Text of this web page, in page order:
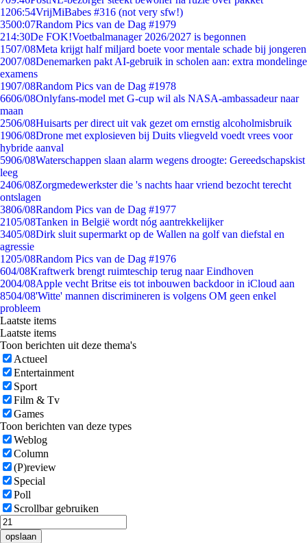
1206:54VrijMiBabes #316 (not very sfw!)
3500:07Random Pics van de Dag #1979
214:30De FOK!Voetbalmanager 2026/2027 is begonnen
1507/08Meta krijgt half miljard boete voor mentale schade bij jongeren
2007/08Denemarken pakt AI-gebruik in scholen aan: extra mondelinge
examens
1907/08Random Pics van de Dag #1978
6606/08Onlyfans-model met G-cup wil als NASA-ambassadeur naar
maan
2506/08Huisarts per direct uit vak gezet om ernstig alcoholmisbruik
1906/08Drone met explosieven bij Duits vliegveld voedt vrees voor
hybride aanval
5906/08Waterschappen slaan alarm wegens droogte: Gereedschapskist
leeg
2406/08Zorgmedewerkster die 's nachts haar vriend bezocht terecht
ontslagen
3806/08Random Pics van de Dag #1977
2105/08Tanken in België wordt nóg aantrekkelijker
3405/08Dirk sluit supermarkt op de Wallen na golf van diefstal en
agressie
1205/08Random Pics van de Dag #1976
604/08Kraftwerk brengt ruimteschip terug naar Eindhoven
2004/08Apple vecht Britse eis tot inbouwen backdoor in iCloud aan
8504/08'Witte' mannen discrimineren is volgens OM geen enkel
probleem
Laatste items
Laatste items
Toon berichten uit deze thema's
Actueel
Entertainment
Sport
Film & Tv
Games
Toon berichten van deze types
Weblog
Column
(P)review
Special
Poll
Scrollbar gebruiken
opslaan